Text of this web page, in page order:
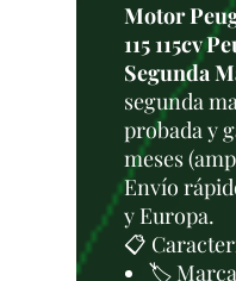
Motor
115 115cv
Segunda
segunda
probada y
meses
Envío
y Europa.
📋
🏷️